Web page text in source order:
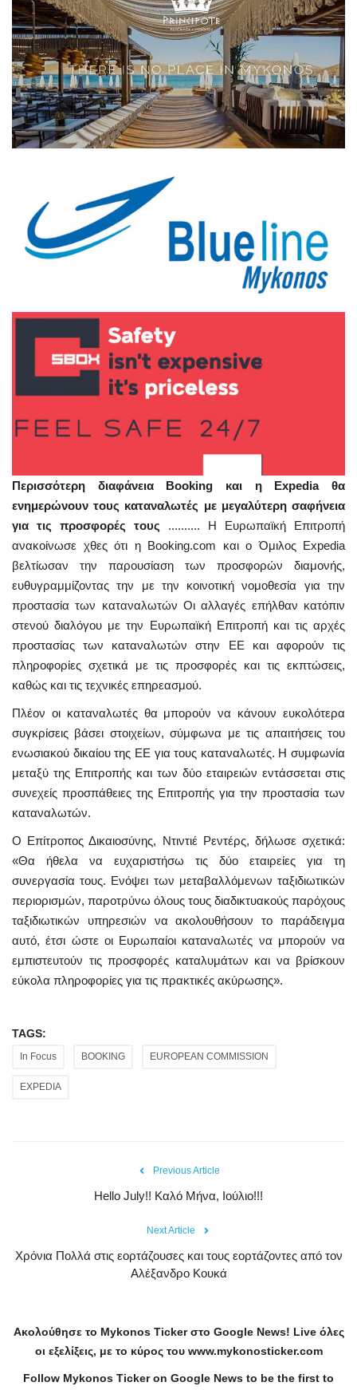
Γλώσσα
Ελληνικά English
Περισσότερη διαφάνεια
Booking και η Expedia θα
ενημερώνουν τους καταναλωτές με μεγαλύτερη σαφήνεια
για τις προσφορές τους .......... Η Ευρωπαϊκή Επιτροπή
ανακοίνωσε χθες ότι η Booking.com και ο Όμιλος Expedia
βελτίωσαν την παρουσίαση των προσφορών διαμονής,
ευθυγραμμίζοντας την με την κοινοτική νομοθεσία για την
προστασία των καταναλωτών Οι αλλαγές επήλθαν κατόπιν
στενού διαλόγου με την Ευρωπαϊκή Επιτροπή και τις αρχές
προστασίας των καταναλωτών στην ΕΕ και αφορούν τις
πληροφορίες σχετικά με τις προσφορές και τις εκπτώσεις,
καθώς και τις τεχνικές επηρεασμού.
Πλέον οι καταναλωτές θα μπορούν να κάνουν ευκολότερα
συγκρίσεις βάσει στοιχείων, σύμφωνα με τις απαιτήσεις του
ενωσιακού δικαίου της ΕΕ για τους καταναλωτές. Η συμφωνία
μεταξύ της Επιτροπής και των δύο εταιρειών εντάσσεται στις
συνεχείς προσπάθειες της Επιτροπής για την προστασία των
καταναλωτών.
Ο Επίτροπος Δικαιοσύνης, Ντιντιέ Ρεντέρς, δήλωσε σχετικά:
«Θα ήθελα να ευχαριστήσω τις δύο εταιρείες για τη
συνεργασία τους. Ενόψει των μεταβαλλόμενων ταξιδιωτικών
περιορισμών, παροτρύνω όλους τους διαδικτυακούς παρόχους
ταξιδιωτικών υπηρεσιών να ακολουθήσουν το παράδειγμα
αυτό, έτσι ώστε οι Ευρωπαίοι καταναλωτές να μπορούν να
εμπιστευτούν τις προσφορές καταλυμάτων και να βρίσκουν
εύκολα πληροφορίες για τις πρακτικές ακύρωσης».
TAGS:
In Focus BOOKING EUROPEAN COMMISSION
EXPEDIA
Previous Article
Hello July!! Καλό Μήνα, Ιούλιο!!!
Next Article
Χρόνια Πολλά στις εορτάζουσες και τους εορτάζοντες από τον
Αλέξανδρο Κουκά
Ακολούθησε το Mykonos Tickerστο Google News! Liveόλες
οι εξελίξεις, με το κύρος του www.mykonosticker.com
Follow Mykonos Ticker on Google News to be the first to